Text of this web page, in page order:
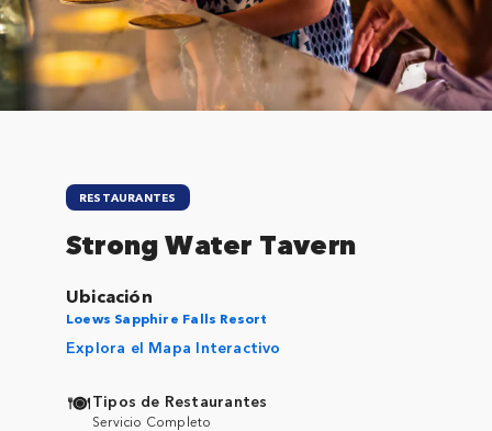
Close
RESTAURANTES
Strong Water Tavern
Ubicación
Loews Sapphire Falls Resort
Explora el Mapa Interactivo
Tipos de Restaurantes
Servicio Completo